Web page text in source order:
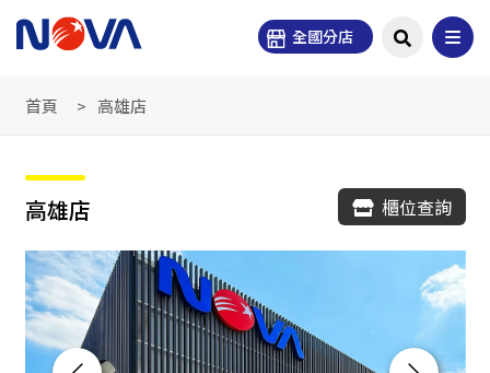
全國分店
首頁 高雄店
高雄店 櫃位查詢